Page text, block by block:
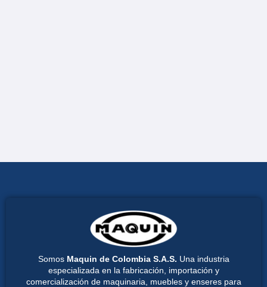
Somos Maquin de Colombia S.A.S. Una industria
especializada en la fabricación, importación y
comercialización de maquinaria, muebles y enseres para